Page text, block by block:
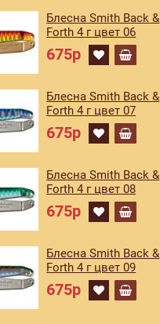
Блесна Smith Back &
Forth 4 г цвет 06
675р
Блесна Smith Back &
Forth 4 г цвет 07
675р
Блесна Smith Back &
Forth 4 г цвет 08
675р
Блесна Smith Back &
Forth 4 г цвет 09
675р